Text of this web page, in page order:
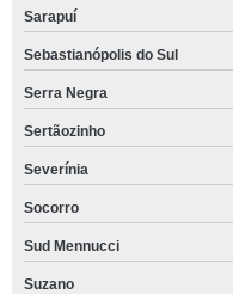
Sarapuí
Sebastianópolis do Sul
Serra Negra
Sertãozinho
Severínia
Socorro
Sud Mennucci
Suzano